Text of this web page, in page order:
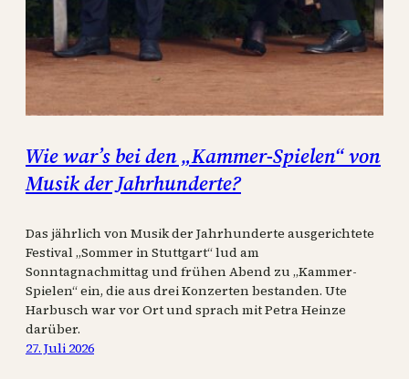
Wie war’s bei den „Kammer-Spielen“ von
Musik der Jahrhunderte?
Das jährlich von Musik der Jahrhunderte ausgerichtete
Festival „Sommer in Stuttgart“ lud am
Sonntagnachmittag und frühen Abend zu „Kammer-
Spielen“ ein, die aus drei Konzerten bestanden. Ute
Harbusch war vor Ort und sprach mit Petra Heinze
darüber.
27. Juli 2026